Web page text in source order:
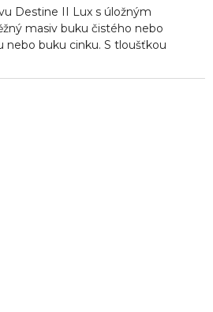
Destine II Lux s úložným
masiv buku čistého nebo
nebo buku cinku. S tloušťkou